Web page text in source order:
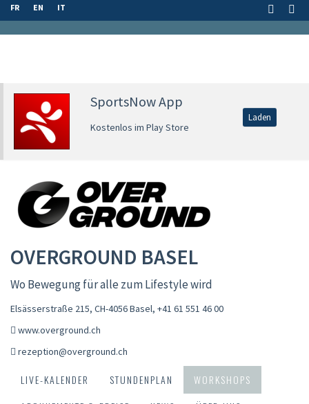
FR EN IT
SportsNow App
Kostenlos im Play Store
Laden
OVERGROUND BASEL
Wo Bewegung für alle zum Lifestyle wird
Elsässerstraße 215, CH-4056 Basel, +41 61 551 46 00
www.overground.ch
rezeption@overground.ch
LIVE-KALENDER STUNDENPLAN
WORKSHOPS